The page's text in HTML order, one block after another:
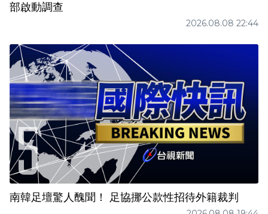
部啟動調查
2026.08.08 22:44
南韓足壇驚人醜聞！ 足協挪公款性招待外籍裁判